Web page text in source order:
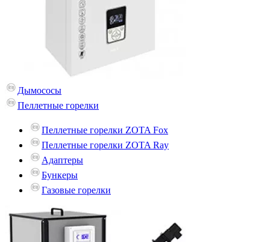
Дымососы
Пеллетные горелки
Пеллетные горелки ZOTA Fox
Пеллетные горелки ZOTA Ray
Адаптеры
Бункеры
Газовые горелки